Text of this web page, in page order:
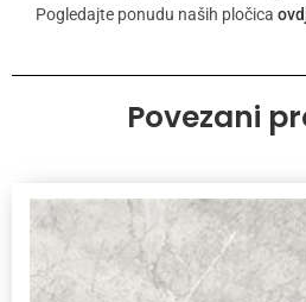
Pogledajte ponudu naših pločica
Povezani